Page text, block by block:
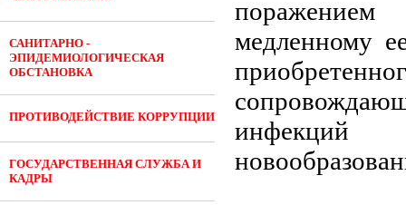
САНИТАРНО -
ЭПИДЕМИОЛОГИЧЕСКАЯ
ОБСТАНОВКА
ПРОТИВОДЕЙСТВИЕ КОРРУПЦИИ
ГОСУДАРСТВЕННАЯ СЛУЖБА И
КАДРЫ
медленному
инфекций